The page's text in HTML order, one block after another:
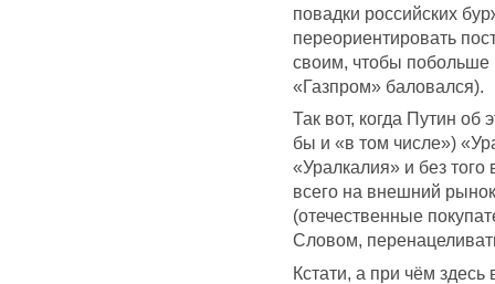
повадки российских
переориентировать
своим, чтобы побольше
«Газпром» баловался).
Так вот, когда Путин об
бы и «в том числе»)
«Уралкалия» и без
всего на внешний
(отечественные
Словом,
Кстати, а при чём